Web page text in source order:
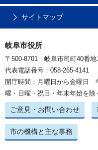
サイトマップ
岐阜市役所
〒500-8701 岐阜市司町40番
代表電話番号：058-265-4141
開庁時間：月曜日から金曜日
曜・日曜・祝日・年末年始を除
ご意見・お問い合わせ
市の機構と主な事務